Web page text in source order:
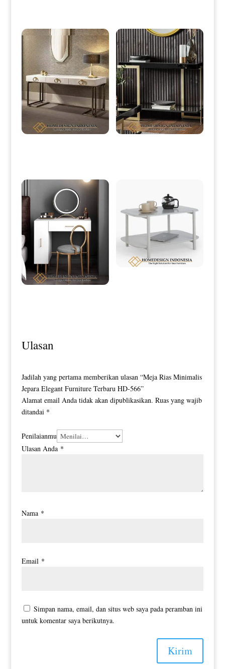
Ulasan
Jadilah yang pertama memberikan ulasan “Meja Rias Minimalis
Jepara Elegant Furniture Terbaru HD-566”
Alamat email Anda tidak akan dipublikasikan. Ruas yang wajib
ditandai *
Penilaianmu
Ulasan Anda *
Nama *
Email *
Simpan nama, email, dan situs web saya pada peramban ini
untuk komentar saya berikutnya.
Kirim